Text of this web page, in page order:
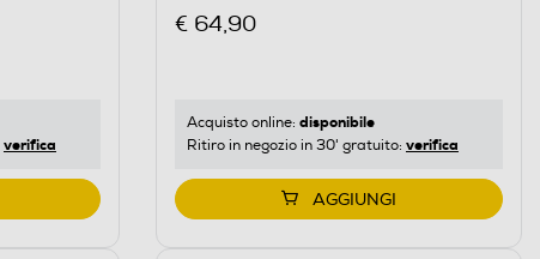
verifica
€ 64,90
Acquisto online: disponibile
Ritiro in negozio in 30' gratuito: verifica
AGGIUNGI